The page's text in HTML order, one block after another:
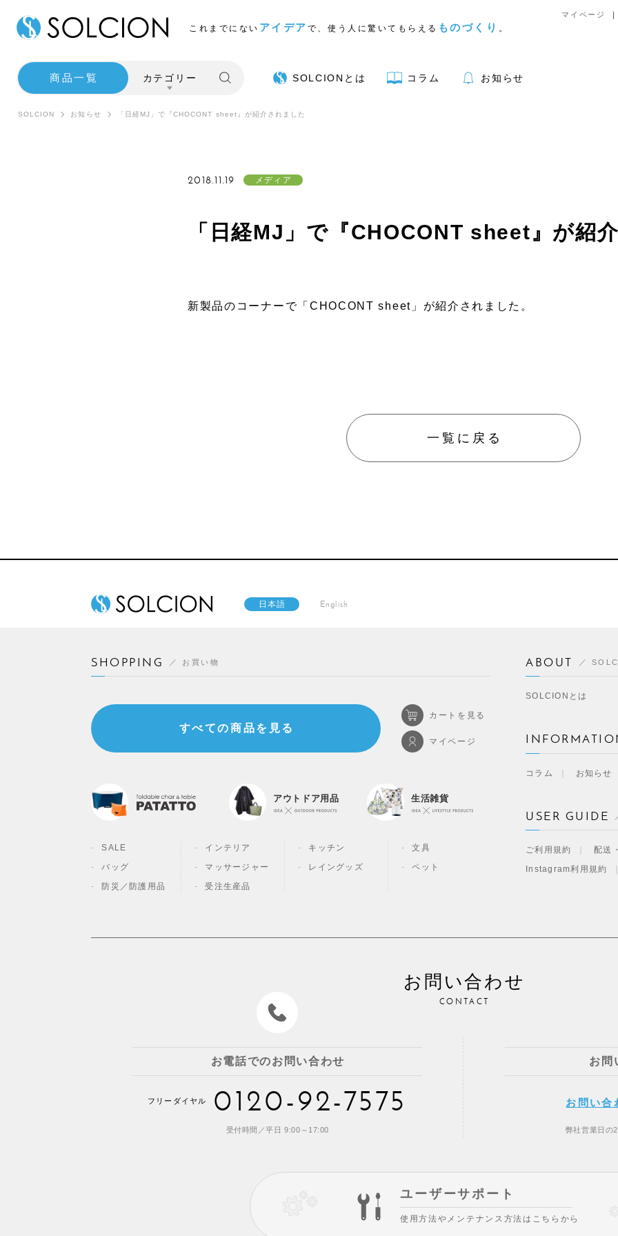
これまでにない アイデア で、使う人に驚いてもらえる ものづくり 。
マイページ
商品一覧 カテゴリー SOLCIONとは コラム お知らせ
SOLCION お知らせ 「日経MJ」で『CHOCONT sheet』が紹介されました
「日経MJ」で『CHOCONT sheet』が紹
2018.11.19 メディア
新製品のコーナーで「CHOCONT sheet」が紹介されました。
一覧に戻る
日本語 English
SHOPPING お買い物
すべての商品を見る
カートを見る
マイページ
アウトドア用品 生活雑貨
SALE インテリア キッチン
文具
バッグ
マッサージャー レイングッズ
ペット
防災／ 防護用品 受注生産品
ABOUT
SOLCIONとは
コラム お知らせ
USER GUIDE
ご利用規約 配送
Instagram利用規約
お問い合わせ
CONTACT
お電話でのお問い合わせ
フリーダイヤル 0120-92-7575
受付時間／平日 9:00～17:00
お問
お問い合
弊社営業日の
ユーザーサポート
使用方法やメンテナンス方法はこちらから